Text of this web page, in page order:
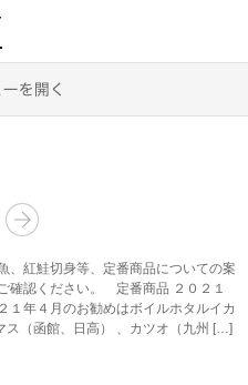
、紅鮭切身等、定番商品についての案
確認ください。 定番商品 ２０２１
１年４月のお勧めはボイルホタルイカ
ス（函館、日高） 、カツオ（九州 […]